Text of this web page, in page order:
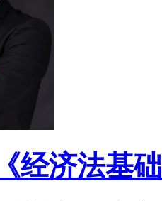
经济法基